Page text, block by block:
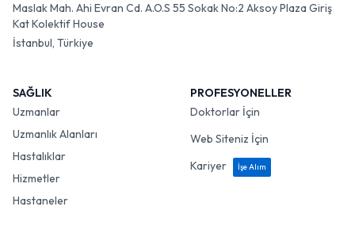
Maslak Mah. Ahi Evran Cd. A.O.S 55 Sokak No:2 Aksoy Plaza Giriş
Kat Kolektif House
İstanbul, Türkiye
SAĞLIK
Uzmanlar
Uzmanlık Alanları
Hastalıklar
Hizmetler
Hastaneler
PROFESYONELLER
Doktorlar İçin
Web Siteniz İçin
Kariyer
İşe Alım